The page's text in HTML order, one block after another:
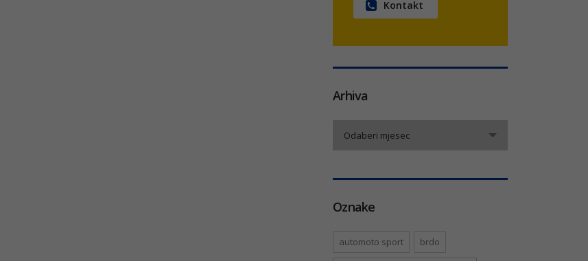
Kontakt
Arhiva
Odaberi mjesec
Oznake
automoto sport brdo